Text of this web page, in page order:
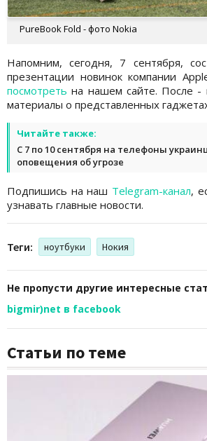
PureBook Fold - фото Nokia
Напомним, сегодня, 7 сентября,
презентации новинок компании
посмотреть на нашем сайте. После -
материалы о представленных
Читайте также:
С 7 по 10 сентября на телефоны
оповещения об угрозе
Подпишись на наш Telegram-канал,
узнавать главные новости.
Теги: ноутбуки Нокия
Не пропусти другие интересные
bigmir)net в facebook
Статьи по теме